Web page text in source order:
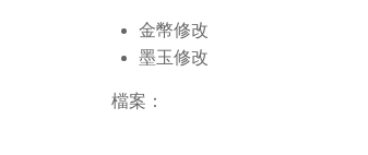
金幣修改
墨玉修改
檔案：